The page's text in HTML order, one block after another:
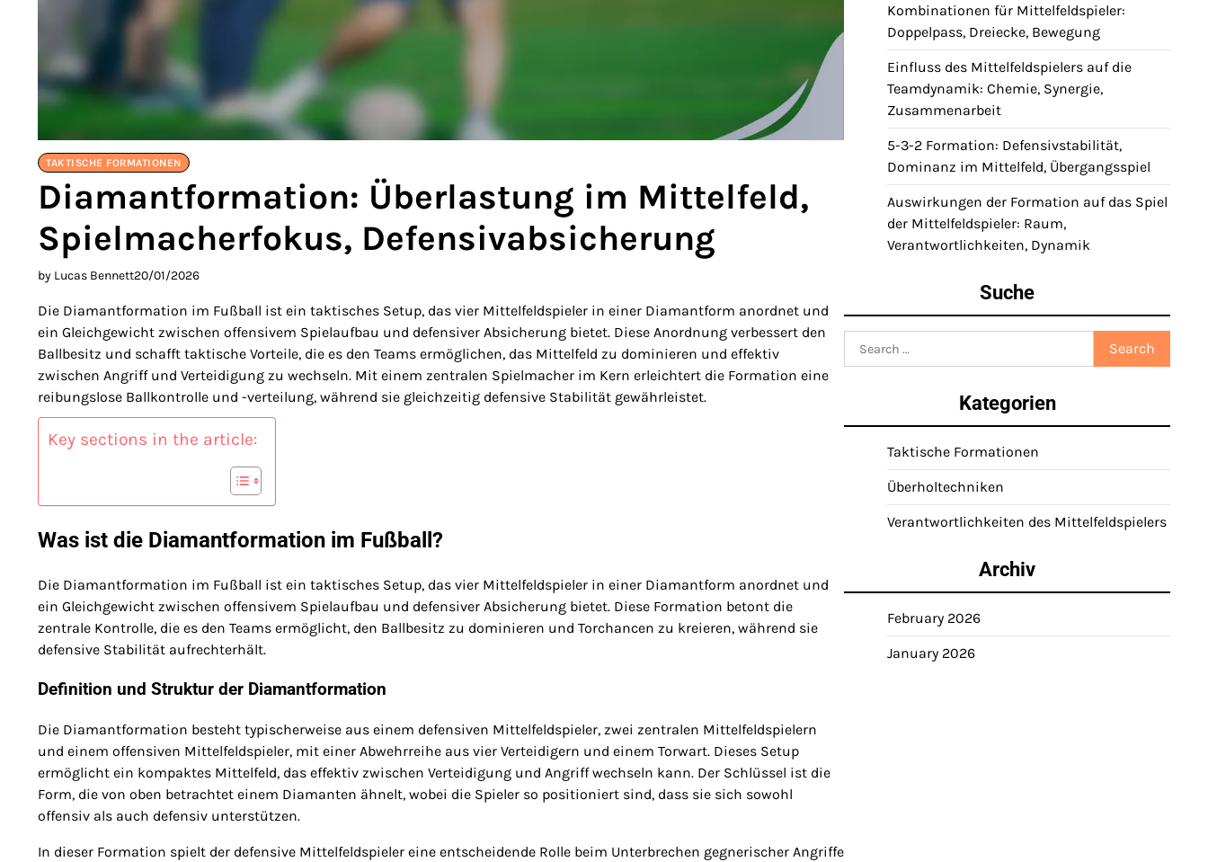
TAKTISCHE FORMATIONEN
Diamantformation: Überlastung im Mittelfeld,
Spielmacherfokus, Defensivabsicherung
by Lucas Bennett20/01/2026
Die Diamantformation im Fußball ist ein taktisches Setup, das vier Mittelfeldspieler in einer Diamantform anordnet und
ein Gleichgewicht zwischen offensivem Spielaufbau und defensiver Absicherung bietet. Diese Anordnung verbessert den
Ballbesitz und schafft taktische Vorteile, die es den Teams ermöglichen, das Mittelfeld zu dominieren und effektiv
zwischen Angriff und Verteidigung zu wechseln. Mit einem zentralen Spielmacher im Kern erleichtert die Formation eine
reibungslose Ballkontrolle und -verteilung, während sie gleichzeitig defensive Stabilität gewährleistet.
Key sections in the article:
Was ist die Diamantformation im Fußball?
Die Diamantformation im Fußball ist ein taktisches Setup, das vier Mittelfeldspieler in einer Diamantform anordnet und
ein Gleichgewicht zwischen offensivem Spielaufbau und defensiver Absicherung bietet. Diese Formation betont die
zentrale Kontrolle, die es den Teams ermöglicht, den Ballbesitz zu dominieren und Torchancen zu kreieren, während sie
defensive Stabilität aufrechterhält.
Definition und Struktur der Diamantformation
Die Diamantformation besteht typischerweise aus einem defensiven Mittelfeldspieler, zwei zentralen Mittelfeldspielern
und einem offensiven Mittelfeldspieler, mit einer Abwehrreihe aus vier Verteidigern und einem Torwart. Dieses Setup
ermöglicht ein kompaktes Mittelfeld, das effektiv zwischen Verteidigung und Angriff wechseln kann. Der Schlüssel ist die
Form, die von oben betrachtet einem Diamanten ähnelt, wobei die Spieler so positioniert sind, dass sie sich sowohl
offensiv als auch defensiv unterstützen.
In dieser Formation spielt der defensive Mittelfeldspieler eine entscheidende Rolle beim Unterbrechen gegnerischer Angriffe
Kombinationen für Mittelfeldspieler:
Doppelpass, Dreiecke, Bewegung
Einfluss des Mittelfeldspielers auf die
Teamdynamik: Chemie, Synergie,
Zusammenarbeit
5-3-2 Formation: Defensivstabilität,
Dominanz im Mittelfeld, Übergangsspiel
Auswirkungen der Formation auf das Spiel
der Mittelfeldspieler: Raum,
Verantwortlichkeiten, Dynamik
Suche
for:
Kategorien
Taktische Formationen
Überholtechniken
Verantwortlichkeiten des Mittelfeldspielers
Archiv
February 2026
January 2026